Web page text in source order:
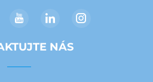
NÁS